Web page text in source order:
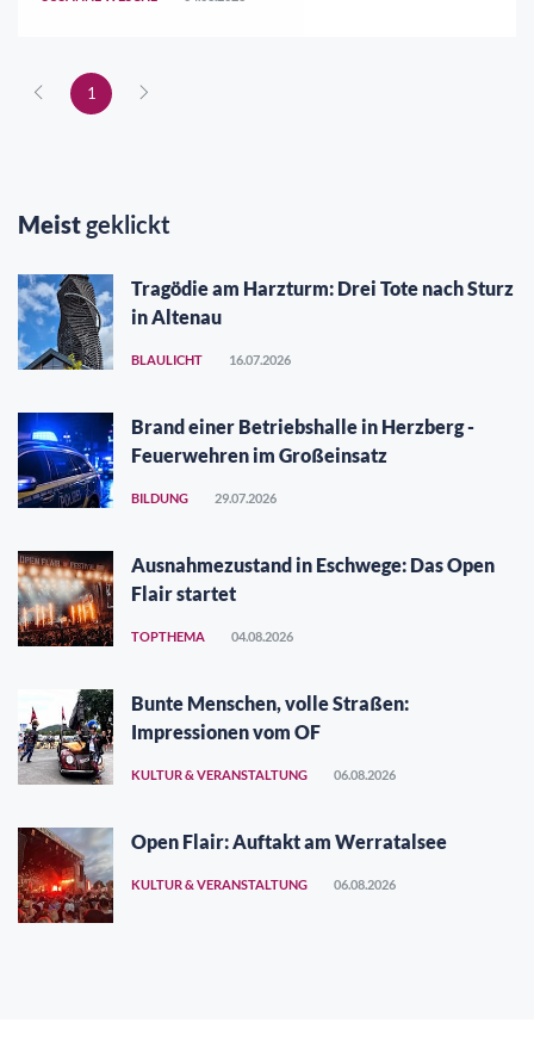
1
Meistgeklickt
Tragödie am Harzturm: Drei Tote nach Sturz
in Altenau
BLAULICHT 16.07.2026
Brand einer Betriebshalle in Herzberg -
Feuerwehren im Großeinsatz
BILDUNG 29.07.2026
Ausnahmezustand in Eschwege: Das Open
Flair startet
TOPTHEMA 04.08.2026
Bunte Menschen, volle Straßen:
Impressionen vom OF
KULTUR & VERANSTALTUNG 06.08.2026
Open Flair: Auftakt am Werratalsee
KULTUR & VERANSTALTUNG 06.08.2026